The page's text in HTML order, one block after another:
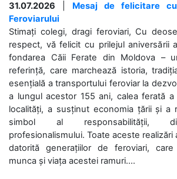
31.07.2026
Mesaj de felicitare
Feroviarului
Stimați colegi, dragi feroviari, Cu
respect, vă felicit cu prilejul aniversării
fondarea Căii Ferate din Moldova –
referință, care marchează istoria,
esențială a transportului feroviar la
a lungul acestor 155 ani, calea ferată
localități, a susținut economia țării și a
simbol al responsabilității,
profesionalismului. Toate aceste realizări
datorită generațiilor de feroviari,
munca și viața acestei ramuri....